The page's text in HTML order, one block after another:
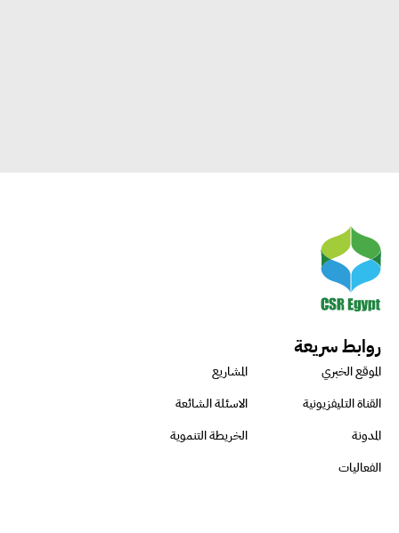
روابط سريعة
الموقع الخبري
المشاريع
القناة التليفزيونية
الاسئلة الشائعة
المدونة
الخريطة التنموية
الفعاليات